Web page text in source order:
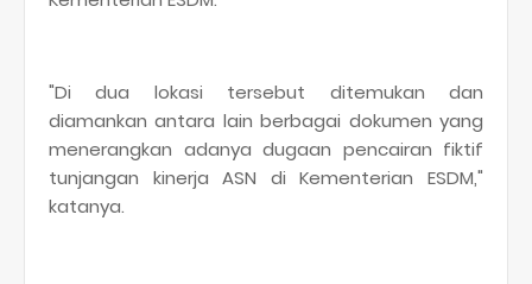
"Di dua lokasi tersebut ditemukan dan
diamankan antara lain berbagai dokumen yang
menerangkan adanya dugaan pencairan fiktif
tunjangan kinerja ASN di Kementerian ESDM,"
katanya.